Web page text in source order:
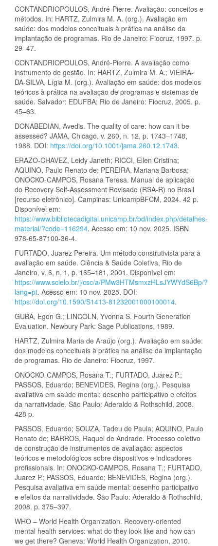
CONTANDRIOPOULOS, André-Pierre. Avaliação: conceitos e
métodos. In: HARTZ, Zulmira M. A. (org.). Avaliação em
saúde: dos modelos conceituais à prática na análise da
implantação de programas. Rio de Janeiro: Fiocruz, 1997. p.
29–47.
CONTANDRIOPOULOS, André-Pierre. A avaliação como
instrumento de gestão. In: HARTZ, Zulmira M. A.; VIEIRA-
DA-SILVA, Lígia M. (org.). Avaliação em saúde: dos modelos
teóricos à prática na avaliação de programas e sistemas de
saúde. Salvador: EDUFBA; Rio de Janeiro: Fiocruz, 2005. p.
45–63.
DONABEDIAN, Avedis. The quality of care: how can it be
assessed? JAMA, Chicago, v. 260, n. 12, p. 1743–1748,
1988. DOI: https://doi.org/10.1001/jama.260.12.1743.
ERAZO-CHAVEZ, Leidy Janeth; RICCI, Ellen Cristina;
AQUINO, Paulo Renato de; PEREIRA, Mariana Barbosa;
ONOCKO-CAMPOS, Rosana Teresa. Manual de aplicação
do Recovery Self-Assessment Revisado (RSA-R) no Brasil
[recurso eletrônico]. Campinas: UnicampBFCM, 2024. 42 p.
Disponível em:
https://www.bibliotecadigital.unicamp.br/bd/index.php/detalhes-
material/?code=116294. Acesso em: 10 nov. 2025. ISBN
978-65-87100-36-4.
FURTADO, Juarez Pereira. Um método construtivista para a
avaliação em saúde. Ciência & Saúde Coletiva, Rio de
Janeiro, v. 6, n. 1, p. 165–181, 2001. Disponível em:
https://www.scielo.br/j/csc/a/PMw3HTMsmxzHLsJYWYdS6Bp/?
lang=pt. Acesso em: 10 nov. 2025. DOI:
https://doi.org/10.1590/S1413-81232001000100014.
GUBA, Egon G.; LINCOLN, Yvonna S. Fourth Generation
Evaluation. Newbury Park: Sage Publications, 1989.
HARTZ, Zulmira Maria de Araújo (org.). Avaliação em saúde:
dos modelos conceituais à prática na análise da implantação
de programas. Rio de Janeiro: Fiocruz, 1997.
ONOCKO-CAMPOS, Rosana T.; FURTADO, Juarez P.;
PASSOS, Eduardo; BENEVIDES, Regina (org.). Pesquisa
avaliativa em saúde mental: desenho participativo e efeitos
da narratividade. São Paulo: Aderaldo & Rothschild, 2008.
428 p.
PASSOS, Eduardo; SOUZA, Tadeu de Paula; AQUINO, Paulo
Renato de; BARROS, Raquel de Andrade. Processo coletivo
de construção de instrumentos de avaliação: aspectos
teóricos e metodológicos sobre dispositivos e indicadores
profissionais. In: ONOCKO-CAMPOS, Rosana T.; FURTADO,
Juarez P.; PASSOS, Eduardo; BENEVIDES, Regina (org.).
Pesquisa avaliativa em saúde mental: desenho participativo
e efeitos da narratividade. São Paulo: Aderaldo & Rothschild,
2008. p. 375–397.
WHO – World Health Organization. Recovery-oriented
mental health services: what do they look like and how can
we get there? Geneva: World Health Organization, 2010.